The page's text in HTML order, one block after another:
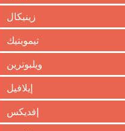
زينيكال
تيموبتيك
ويلبوترين
إيلافيل
إفديكس